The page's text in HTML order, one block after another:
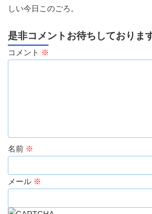
しい今日このごろ。
是非コメントお待ちしておりま
コメント ※
名前 ※
メール ※